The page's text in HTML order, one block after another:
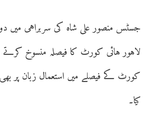
جسٹس منصور علی شاہ کی سربراہی میں
لاہور ہائی کورٹ کا فیصلہ منسوخ کرتے
کورٹ کے فیصلے میں استعمال زبان پر
کیا۔